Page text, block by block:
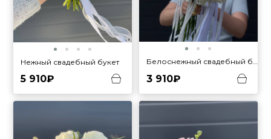
Нежный свадебный букет
5 910₽
Белоснежный свадебный букет
3 910₽